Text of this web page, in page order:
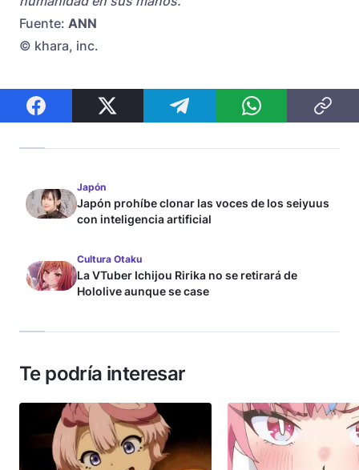
Fuente: ANN
© khara, inc.
Japón
Japón prohíbe clonar las voces de los seiyuus
con inteligencia artificial
Cultura Otaku
La VTuber Ichijou Ririka no se retirará de
Hololive aunque se case
Te podría interesar